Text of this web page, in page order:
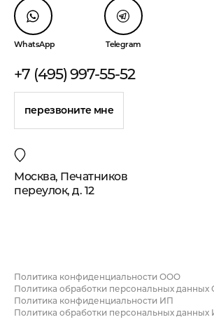
WhatsApp Telegram
+7 (495) 997-55-52
перезвоните мне
Москва, Печатников
переулок, д. 12
Политика конфиденциальности ООО
Политика обработки персональных
Политика конфиденциальности ИП
Политика обработки персональных данных